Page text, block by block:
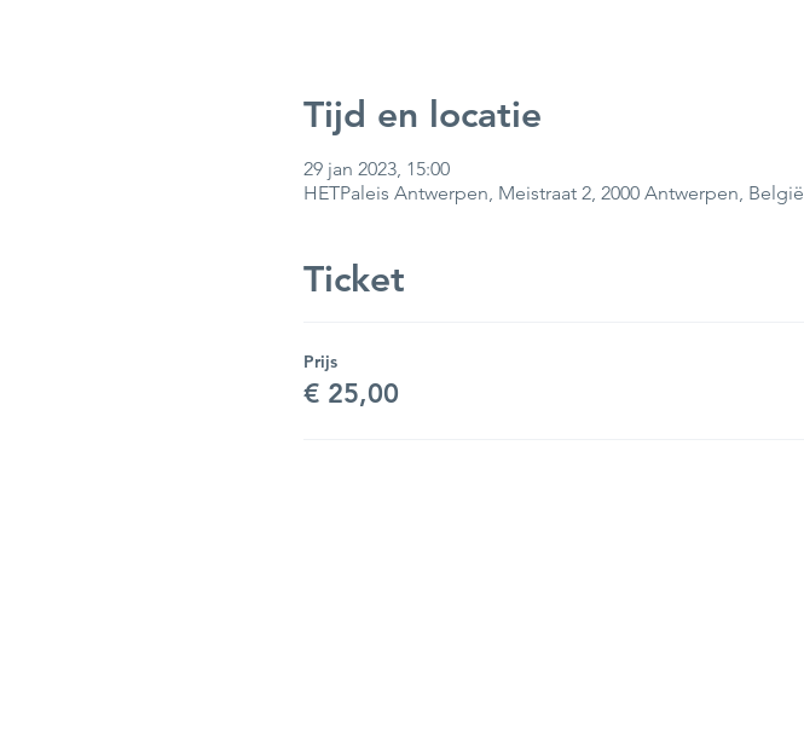
Tijd en locatie
29 jan 2023, 15:00
HETPaleis Antwerpen, Meistraat 2, 2000 Antwerpen, België
Ticket
Prijs
€ 25,00